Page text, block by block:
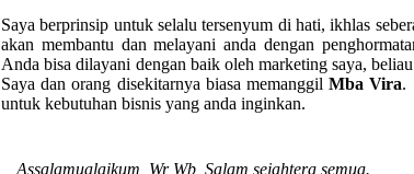
Saya berprinsip untuk selalu tersenyum di hati, ikhlas
akan membantu dan melayani anda dengan
Anda bisa dilayani dengan baik oleh marketing saya,
Saya dan orang disekitarnya biasa memanggilMba Vira.
untuk kebutuhan bisnis yang anda inginkan.
Assalamualaikum, Wr Wb, Salam sejahtera semua.